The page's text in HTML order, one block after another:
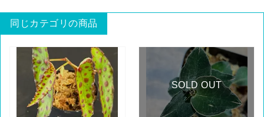
同じカテゴリの商品
SOLD OUT